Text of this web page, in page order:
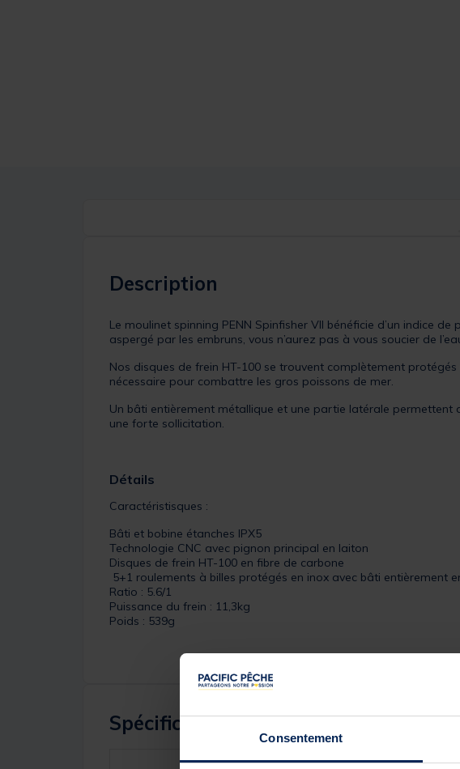
Consentement
Description
Le moulinet spinning PENN Spinfisher VII bénéficie d’un indice
aspergé par les embruns, vous n’aurez pas à vous soucier de
Nos disques de frein HT-100 se trouvent complètement
nécessaire pour combattre les gros poissons de mer.
Un bâti entièrement métallique et une partie latérale permettent
une forte sollicitation.
Détails
Caractéristisques :
Bâti et bobine étanches IPX5
Technologie CNC avec pignon principal en laiton
Disques de frein HT-100 en fibre de carbone
5+1 roulements à billes protégés en inox avec bâti entièrement
Ratio : 5.6/1
Puissance du frein : 11,3kg
Poids : 539g
Spécifications